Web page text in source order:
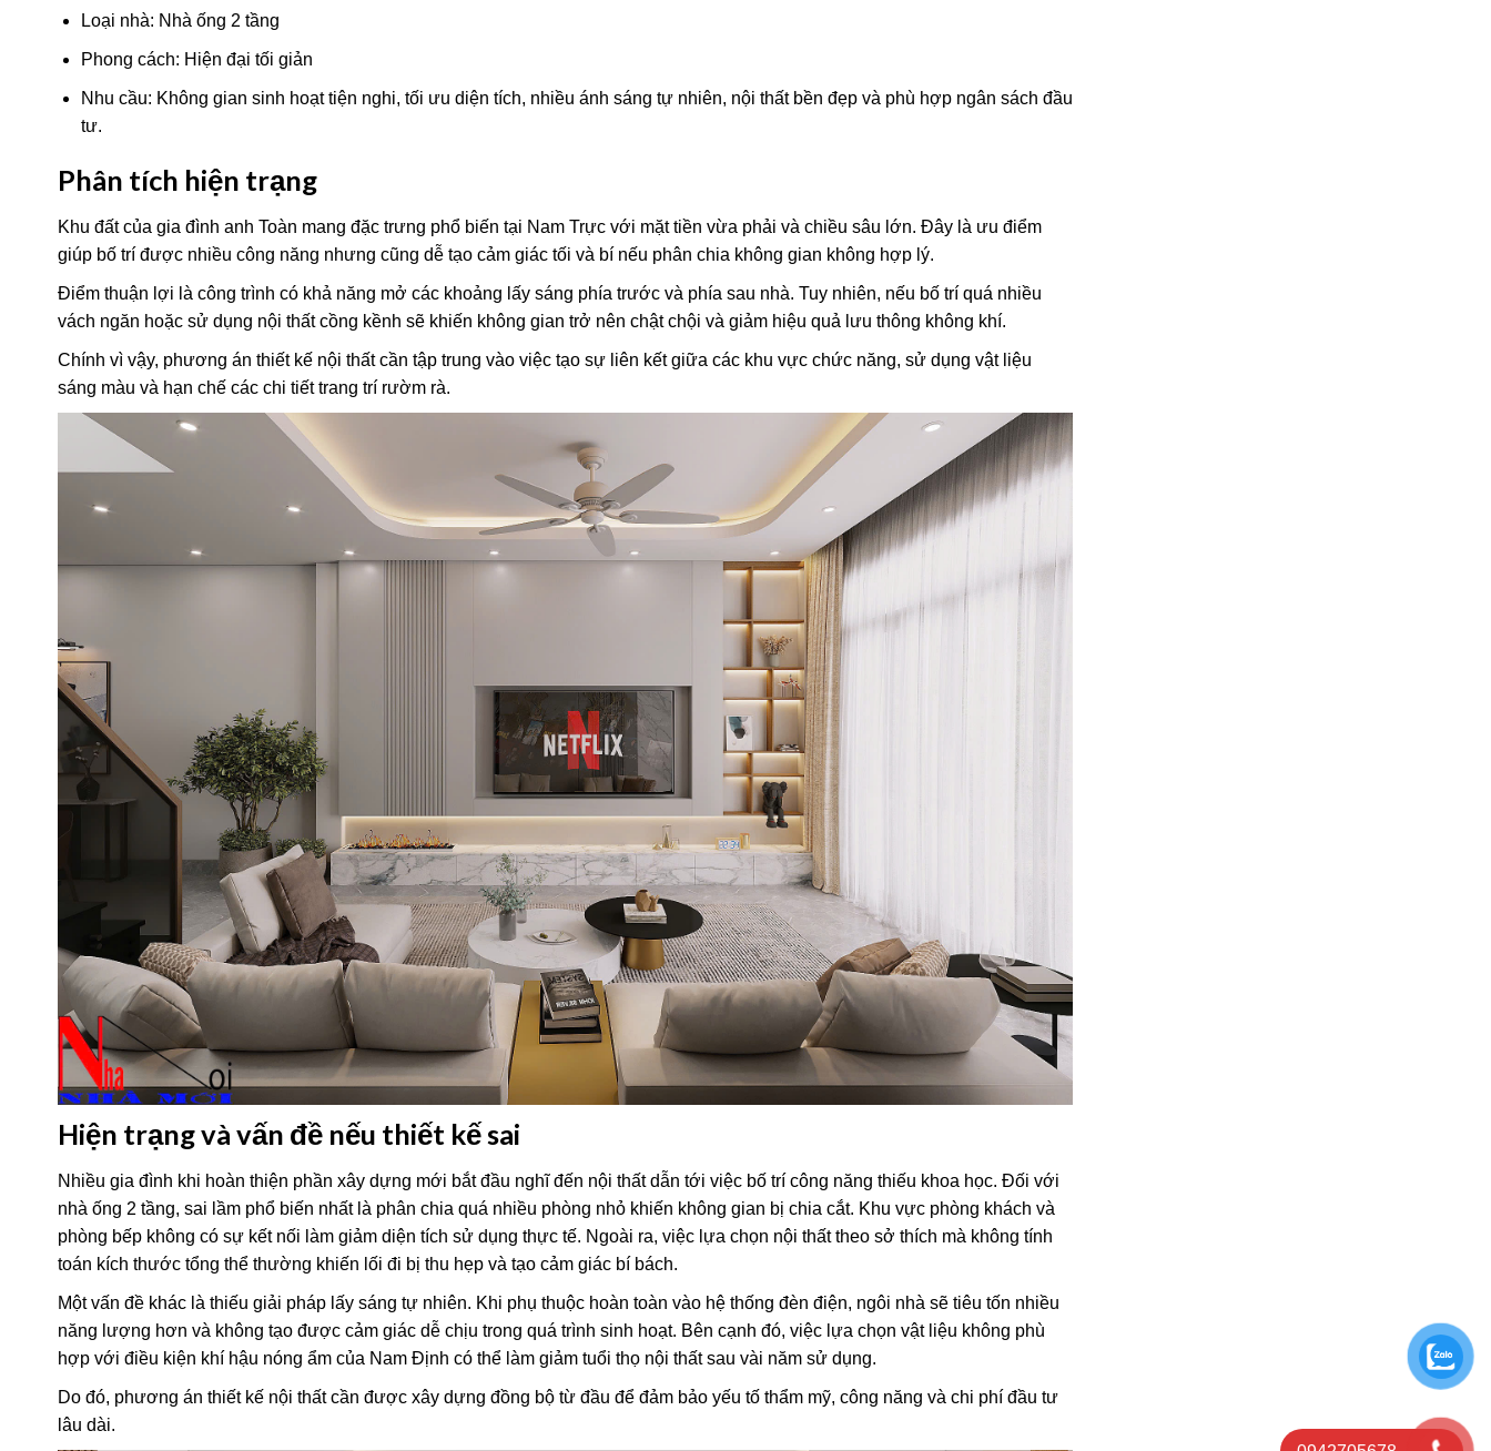
Loại nhà: Nhà ống 2 tầng
Phong cách: Hiện đại tối giản
Nhu cầu: Không gian sinh hoạt tiện nghi, tối ưu diện tích, nhiều ánh sáng tự nhiên, nội thất bền đẹp và phù hợp ngân sách đầu
tư.
Phân tích hiện trạng
Khu đất của gia đình anh Toàn mang đặc trưng phổ biến tại Nam Trực với mặt tiền vừa phải và chiều sâu lớn. Đây là ưu điểm
giúp bố trí được nhiều công năng nhưng cũng dễ tạo cảm giác tối và bí nếu phân chia không gian không hợp lý.
Điểm thuận lợi là công trình có khả năng mở các khoảng lấy sáng phía trước và phía sau nhà. Tuy nhiên, nếu bố trí quá nhiều
vách ngăn hoặc sử dụng nội thất cồng kềnh sẽ khiến không gian trở nên chật chội và giảm hiệu quả lưu thông không khí.
Chính vì vậy, phương án thiết kế nội thất cần tập trung vào việc tạo sự liên kết giữa các khu vực chức năng, sử dụng vật liệu
sáng màu và hạn chế các chi tiết trang trí rườm rà.
Hiện trạng và vấn đề nếu thiết kế sai
Nhiều gia đình khi hoàn thiện phần xây dựng mới bắt đầu nghĩ đến nội thất dẫn tới việc bố trí công năng thiếu khoa học. Đối với
nhà ống 2 tầng, sai lầm phổ biến nhất là phân chia quá nhiều phòng nhỏ khiến không gian bị chia cắt. Khu vực phòng khách và
phòng bếp không có sự kết nối làm giảm diện tích sử dụng thực tế. Ngoài ra, việc lựa chọn nội thất theo sở thích mà không tính
toán kích thước tổng thể thường khiến lối đi bị thu hẹp và tạo cảm giác bí bách.
Một vấn đề khác là thiếu giải pháp lấy sáng tự nhiên. Khi phụ thuộc hoàn toàn vào hệ thống đèn điện, ngôi nhà sẽ tiêu tốn nhiều
năng lượng hơn và không tạo được cảm giác dễ chịu trong quá trình sinh hoạt. Bên cạnh đó, việc lựa chọn vật liệu không phù
hợp với điều kiện khí hậu nóng ẩm của Nam Định có thể làm giảm tuổi thọ nội thất sau vài năm sử dụng.
Do đó, phương án thiết kế nội thất cần được xây dựng đồng bộ từ đầu để đảm bảo yếu tố thẩm mỹ, công năng và chi phí đầu tư
lâu dài.